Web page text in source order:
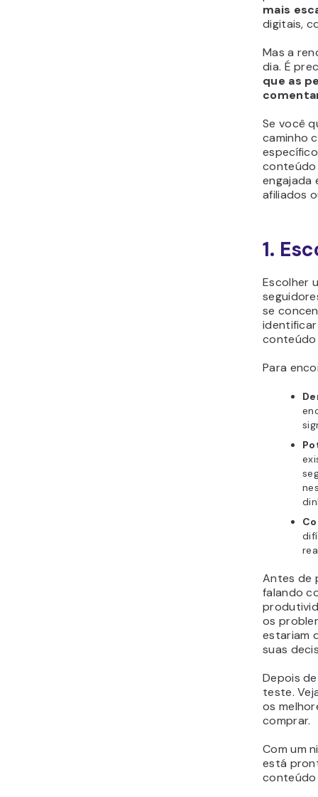
mais
digitais,
Mas a
dia. É
que as
Se você
caminho
conteúdo
engajada
afiliados
1.
Escolher
se
conteúdo
Para
Antes de
falando
os
estariam
suas
Depois
teste.
os
comprar.
Com um
está
conteúdo